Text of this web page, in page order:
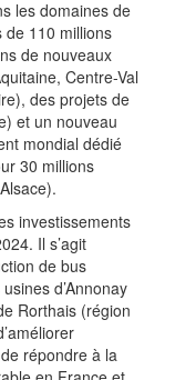
les domaines de
de 110 millions
de nouveaux
Centre-Val
des projets de
et un nouveau
mondial dédié
30 millions
investissements
Il s’agit
de bus
d’Annonay
Rorthais (région
répondre à la